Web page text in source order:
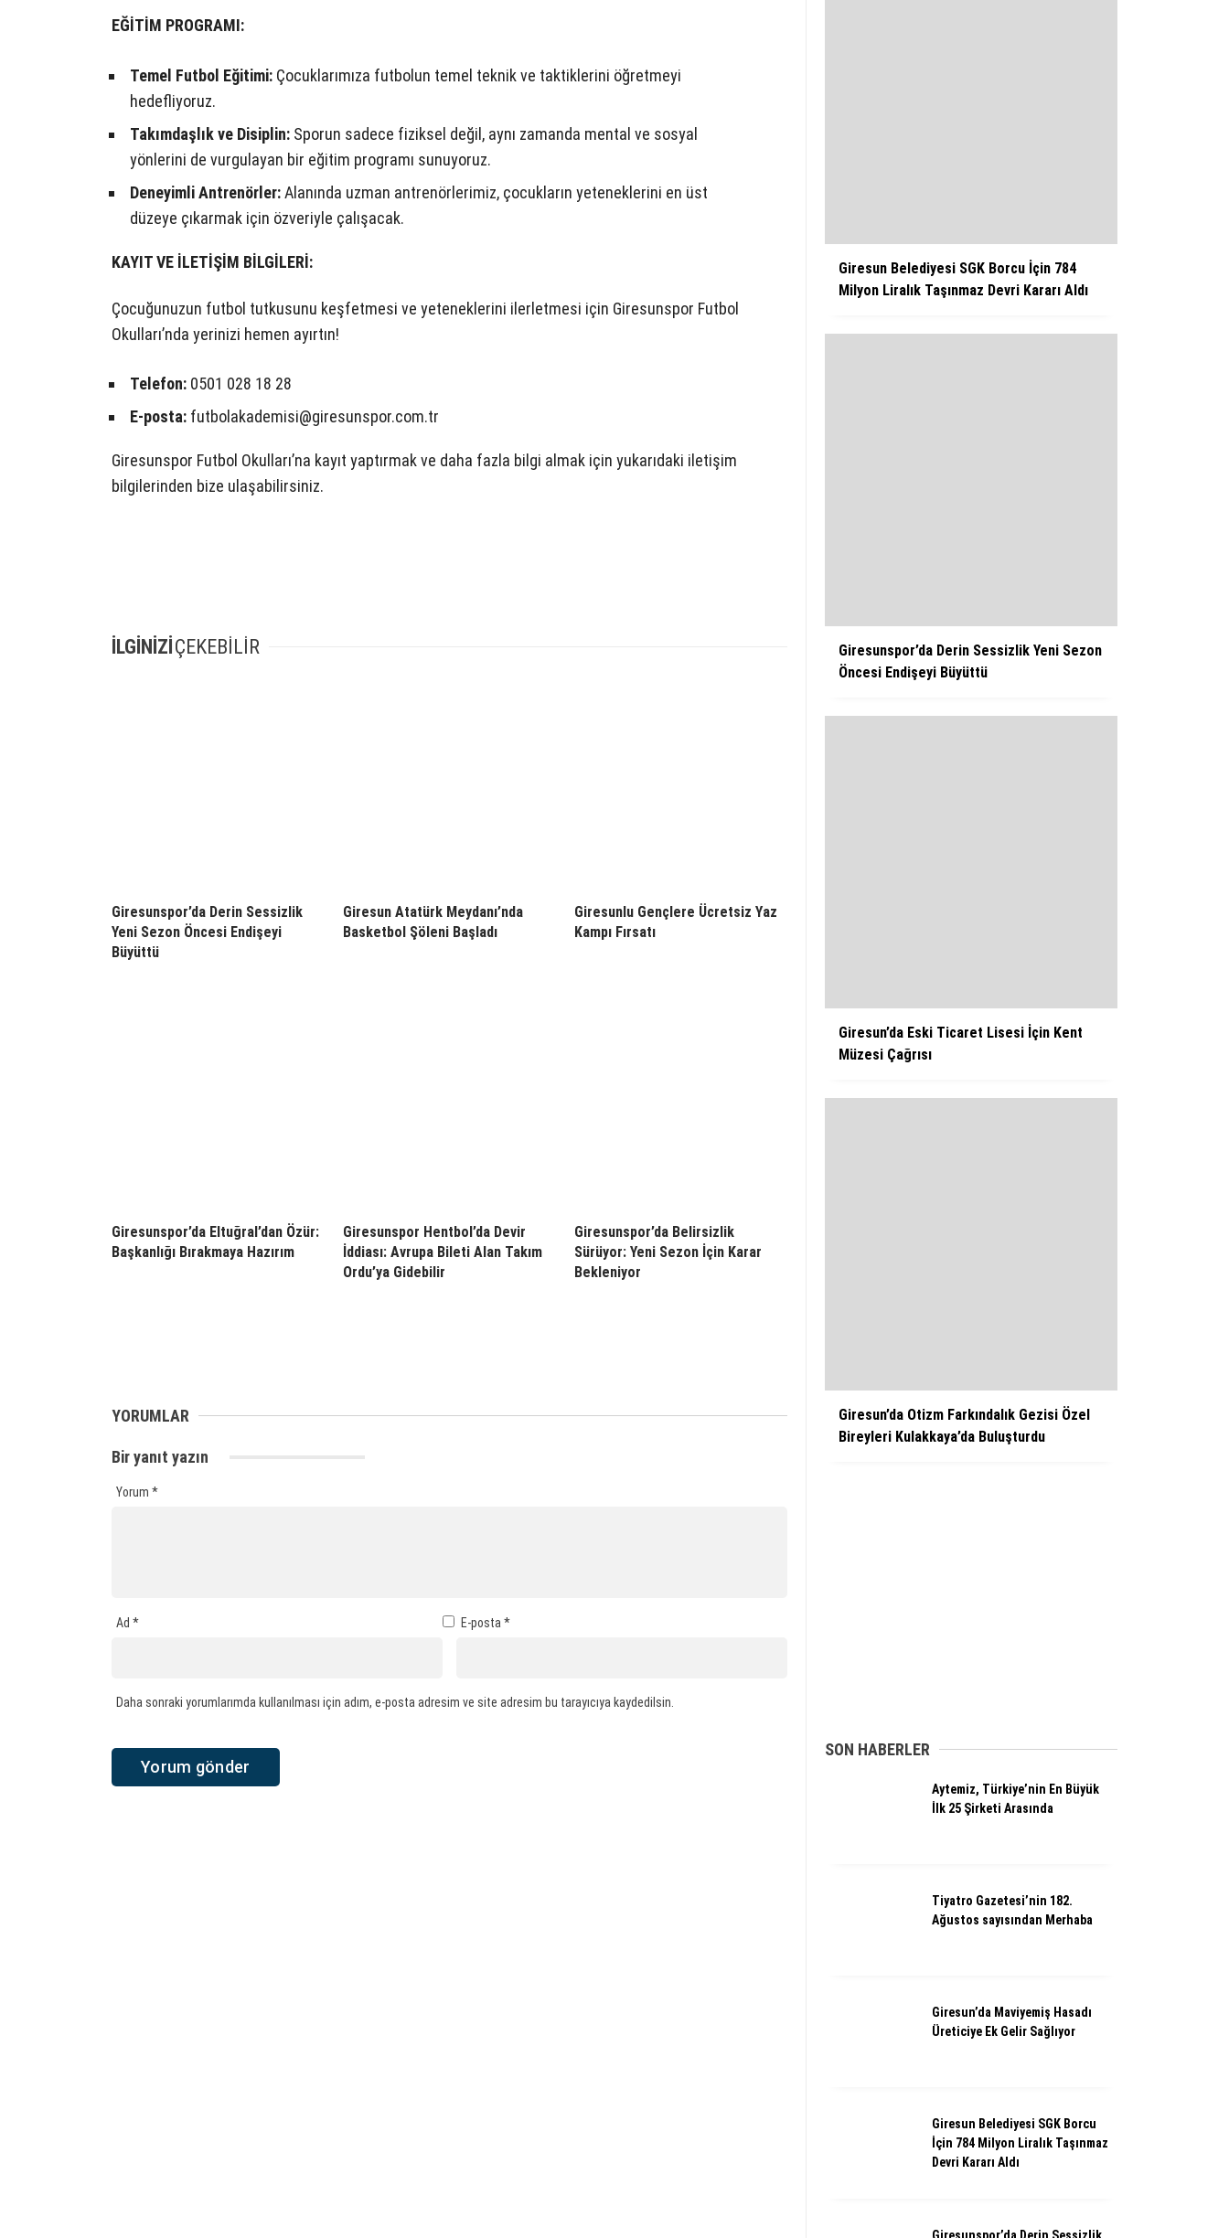
EĞİTİM PROGRAMI:
Temel Futbol Eğitimi: Çocuklarımıza futbolun temel teknik ve taktiklerini öğretmeyi
hedefliyoruz.
Takımdaşlık ve Disiplin: Sporun sadece fiziksel değil, aynı zamanda mental ve sosyal
yönlerini de vurgulayan bir eğitim programı sunuyoruz.
Deneyimli Antrenörler:Alanında uzman antrenörlerimiz, çocukların yeteneklerini en üst
düzeye çıkarmak için özveriyle çalışacak.
KAYIT VE İLETİŞİM BİLGİLERİ:
Çocuğunuzun futbol tutkusunu keşfetmesi ve yeteneklerini ilerletmesi için Giresunspor Futbol
Okulları’nda yerinizi hemen ayırtın!
Telefon: 0501 028 18 28
E-posta: futbolakademisi@giresunspor.com.tr
Giresunspor Futbol Okulları’na kayıt yaptırmak ve daha fazla bilgi almak için yukarıdaki iletişim
bilgilerinden bize ulaşabilirsiniz.
İLGİNİZİÇEKEBİLİR
Giresunspor’da Derin Sessizlik
Yeni Sezon Öncesi Endişeyi
Büyüttü
Giresun Atatürk Meydanı’nda
Basketbol Şöleni Başladı
Giresunlu Gençlere Ücretsiz Yaz
Kampı Fırsatı
Giresunspor’da Eltuğral’dan Özür:
Başkanlığı Bırakmaya Hazırım
Giresunspor Hentbol’da Devir
İddiası: Avrupa Bileti Alan Takım
Ordu’ya Gidebilir
Giresunspor’da Belirsizlik
Sürüyor: Yeni Sezon İçin Karar
Bekleniyor
YORUMLAR
Bir yanıt yazın
Yorum *
Ad * E-posta *
Daha sonraki yorumlarımda kullanılması için adım, e-posta adresim ve site adresim bu tarayıcıya kaydedilsin.
Giresun Belediyesi SGK Borcu İçin 784
Milyon Liralık Taşınmaz Devri Kararı Aldı
Giresunspor’da Derin Sessizlik Yeni Sezon
Öncesi Endişeyi Büyüttü
Giresun’da Eski Ticaret Lisesi İçin Kent
Müzesi Çağrısı
Giresun’da Otizm Farkındalık Gezisi Özel
Bireyleri Kulakkaya’da Buluşturdu
SON HABERLER
Aytemiz, Türkiye’nin En Büyük
İlk 25 Şirketi Arasında
Tiyatro Gazetesi’nin 182.
Ağustos sayısından Merhaba
Giresun’da Maviyemiş Hasadı
Üreticiye Ek Gelir Sağlıyor
Giresun Belediyesi SGK Borcu
İçin 784 Milyon Liralık Taşınmaz
Devri Kararı Aldı